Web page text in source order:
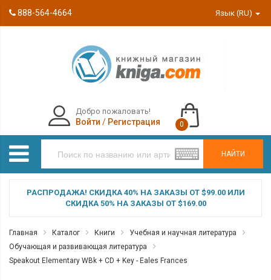
888-564-4664 Язык (RU)
НАЙТИ
Добро пожаловать!
Войти / Регистрация 0
РАСПРОДАЖА! СКИДКА 40% НА ЗАКАЗЫ ОТ $99.00 ИЛИ
СКИДКА 50% НА ЗАКАЗЫ ОТ $169.00
Главная Каталог Книги
Учебная и научная литература
Обучающая и развивающая литература
Speakout Elementary WBk + CD + Key - Eales Frances